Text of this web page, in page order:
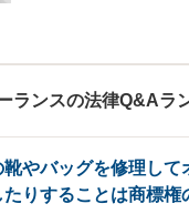
決することもよくありま
者にとってベストな解決
を一緒に考えていきます
ランスの法律Q&Aラ
やバッグを修理して
りすることは商標権